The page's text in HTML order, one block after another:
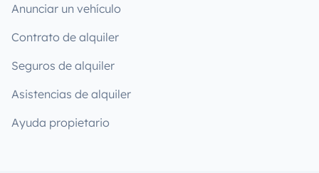
Anunciar un vehículo
Contrato de alquiler
Seguros de alquiler
Asistencias de alquiler
Ayuda propietario